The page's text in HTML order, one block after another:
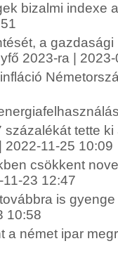
bizalmi indexe
a
2023-ra |
tette
2022-11-25 10:09
csökkent
23 12:47
is
10:58
a német ipar